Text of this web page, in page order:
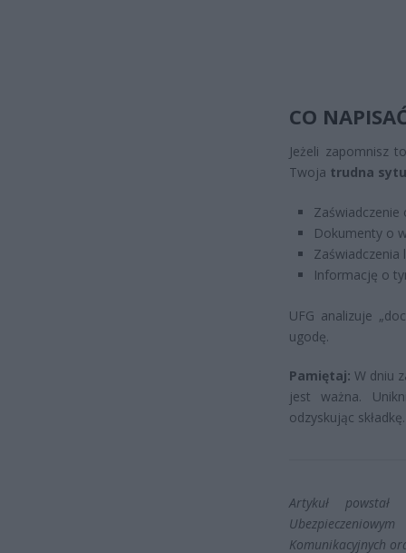
CO
Jeżeli zapomnisz
Twoja trudna
Zaświadczenie
Dokumenty o
Zaświadczenia
Informację o
UFG analizuje
ugodę.
Pamiętaj: W dniu
jest ważna.
odzyskując składkę.
Artykuł
Komunikacyjnych